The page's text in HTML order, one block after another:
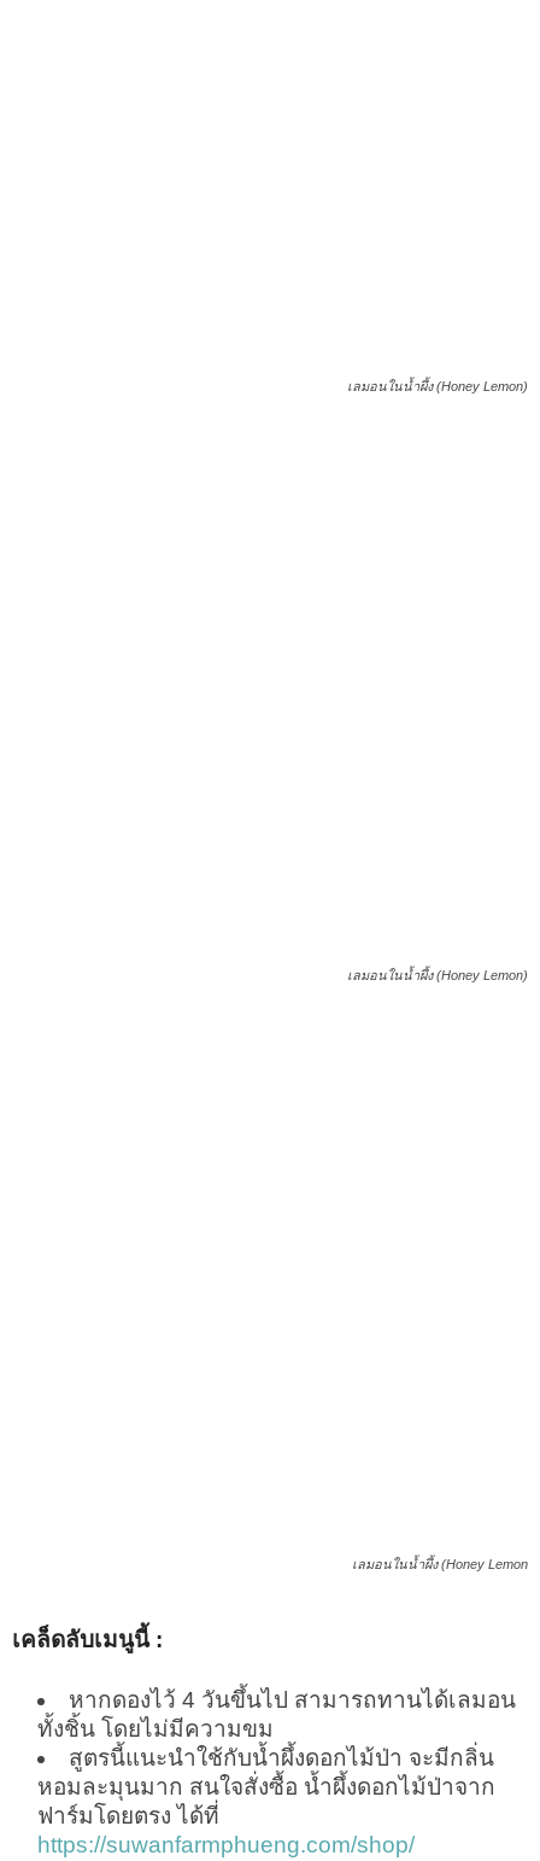
เลมอนในน้ำผึ้ง (Honey Lemon)
เลมอนในน้ำผึ้ง (Honey Lemon)
เลมอนในน้ำผึ้ง (Honey Lemon
เคล็ดลับเมนูนี้ :
หากดองไว้ 4 วันขึ้นไป สามารถทานได้เลมอน
ทั้งชิ้น โดยไม่มีความขม
สูตรนี้แนะนำใช้กับน้ำผึ้งดอกไม้ป่า จะมีกลิ่น
หอมละมุนมาก สนใจสั่งซื้อ น้ำผึ้งดอกไม้ป่าจาก
ฟาร์มโดยตรง ได้ที่
https://suwanfarmphueng.com/shop/